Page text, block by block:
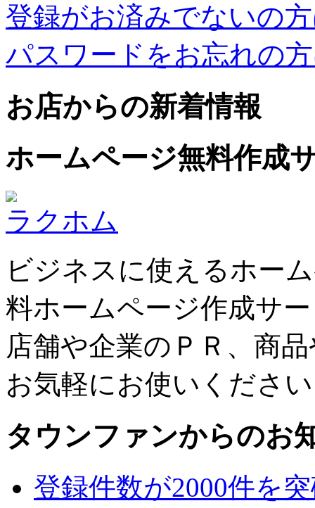
登録がお済みでないの
パスワードをお忘れの
お店からの新着情報
ホームページ無料作成
ラクホム
ビジネスに使えるホー
料ホームページ作成サ
店舗や企業のＰＲ、商
お気軽にお使いくださ
タウンファンからのお
登録件数が2000件を